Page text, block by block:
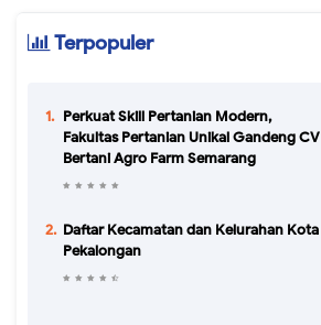
Terpopuler
Perkuat Skill Pertanian Modern,
Fakultas Pertanian Unikal Gandeng CV
Bertani Agro Farm Semarang
Daftar Kecamatan dan Kelurahan Kota
Pekalongan